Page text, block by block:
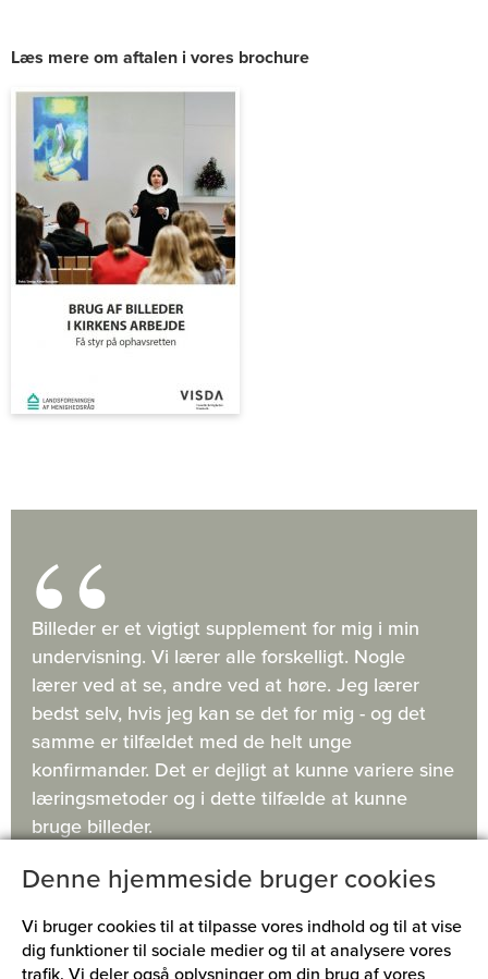
© Arne Haugen Sørensen. Fotograf: Simon Klein-Knudsen
Læs mere om aftalen i vores brochure
Billeder er et vigtigt supplement for mig i min
undervisning. Vi lærer alle forskelligt. Nogle
lærer ved at se, andre ved at høre. Jeg lærer
bedst selv, hvis jeg kan se det for mig - og det
samme er tilfældet med de helt unge
konfirmander. Det er dejligt at kunne variere sine
læringsmetoder og i dette tilfælde at kunne
bruge billeder.
KATE HYLDGAARD
Præst i Volstrup Kirke
Denne hjemmeside bruger cookies
Vi bruger cookies til at tilpasse vores indhold og til at vise
dig funktioner til sociale medier og til at analysere vores